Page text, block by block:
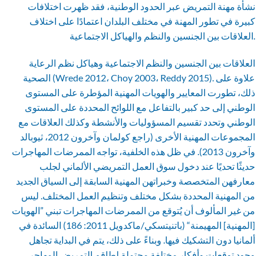
نشأة مهنة التمريض عبر الحدود الوطنية، فقد ظهرت اختلافات
كبيرة في تطور المهنة في مختلف البلدان اعتمادًا على اختلاف
العلاقات بين الجنسين والنظم والهياكل الاجتماعية.
العلاقات بين الجنسين والنظم الاجتماعية وهياكل نظم الرعاية
الصحية (Wrede 2012، Choy 2003، Reddy 2015). علاوة على
ذلك، تطورت المعايير والهويات المهنية المؤطرة على المستوى
الوطني إلى حد كبير بالتفاعل مع اللوائح المحددة على المستوى
الوطني وتحدد تقسيم المسؤوليات والأنشطة وكذلك العلاقات مع
المجموعات المهنية الأخرى (راجع كولمان وآخرون 2012، ثيوبالد
وآخرون 2013). في ظل هذه الخلفية، تواجه الممرضات المهاجرات
حديثًا تحديًا عند دخول سوق العمل التمريضي الألماني لجلب
معارفهن المتخصصة وخبراتهن المهنية السابقة إلى السياق الجديد
من المهنية المحددة بشكل مختلف وتنظيم العمل المختلف. ليس
من غير المألوف أن يُتوقع من الممرضات المهاجرات تبني ”الهويات
[المهنية] المهيمنة“ (باتنيتسكي/ماكدويل 2011: 186) السائدة في
ألمانيا دون التشكيك فيها. وبناءً على ذلك، يتم في البداية تجاهل